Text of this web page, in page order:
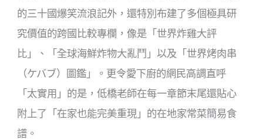
的三十國爆笑流浪記外，還特別布建了多個極具研
究價值的跨國比較專欄，像是「世界炸雞大評
比」、「全球海鮮炸物大亂鬥」以及「世界烤肉串
（ケバブ）圖鑑」。更令愛下廚的網民高調直呼
「太實用」的是，低橋老師在每一章節末尾還貼心
附上了「在家也能完美重現」的在地家常菜簡易食
譜。